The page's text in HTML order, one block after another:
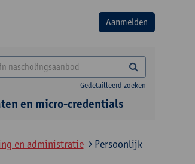
Gedetailleerd zoeken
en micro-credentials
en administratie
Persoonlijk